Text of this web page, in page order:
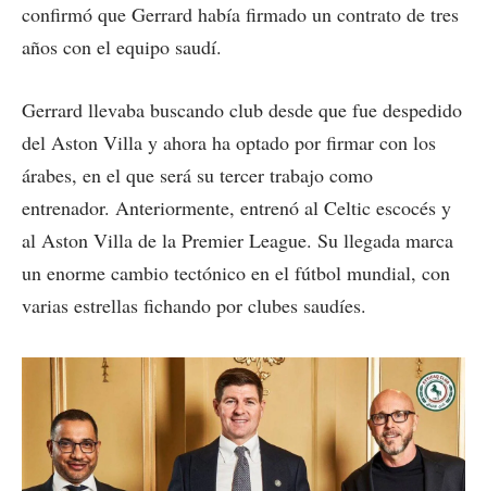
confirmó que Gerrard había firmado un contrato de tres
años con el equipo saudí.
Gerrard llevaba buscando club desde que fue despedido
del Aston Villa y ahora ha optado por firmar con los
árabes, en el que será su tercer trabajo como
entrenador. Anteriormente, entrenó al Celtic escocés y
al Aston Villa de la Premier League. Su llegada marca
un enorme cambio tectónico en el fútbol mundial, con
varias estrellas fichando por clubes saudíes.